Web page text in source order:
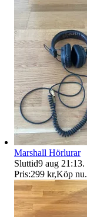
Marshall Hörlurar
Sluttid9 aug 21:13.
Pris:299 kr,Köp nu.